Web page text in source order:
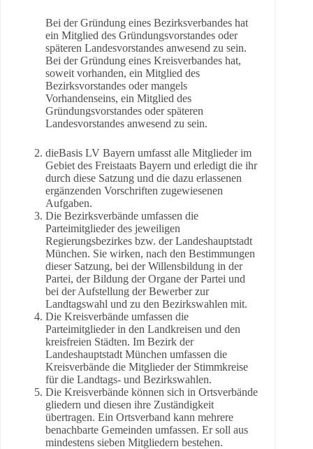
Bei der Gründung eines Bezirksverbandes hat
ein Mitglied des Gründungsvorstandes oder
späteren Landesvorstandes anwesend zu sein.
Bei der Gründung eines Kreisverbandes hat,
soweit vorhanden, ein Mitglied des
Bezirksvorstandes oder mangels
Vorhandenseins, ein Mitglied des
Gründungsvorstandes oder späteren
Landesvorstandes anwesend zu sein.
dieBasis LV Bayern umfasst alle Mitglieder im
Gebiet des Freistaats Bayern und erledigt die ihr
durch diese Satzung und die dazu erlassenen
ergänzenden Vorschriften zugewiesenen
Aufgaben.
Die Bezirksverbände umfassen die
Parteimitglieder des jeweiligen
Regierungsbezirkes bzw. der Landeshauptstadt
München. Sie wirken, nach den Bestimmungen
dieser Satzung, bei der Willensbildung in der
Partei, der Bildung der Organe der Partei und
bei der Aufstellung der Bewerber zur
Landtagswahl und zu den Bezirkswahlen mit.
Die Kreisverbände umfassen die
Parteimitglieder in den Landkreisen und den
kreisfreien Städten. Im Bezirk der
Landeshauptstadt München umfassen die
Kreisverbände die Mitglieder der Stimmkreise
für die Landtags- und Bezirkswahlen.
Die Kreisverbände können sich in Ortsverbände
gliedern und diesen ihre Zuständigkeit
übertragen. Ein Ortsverband kann mehrere
benachbarte Gemeinden umfassen. Er soll aus
mindestens sieben Mitgliedern bestehen.